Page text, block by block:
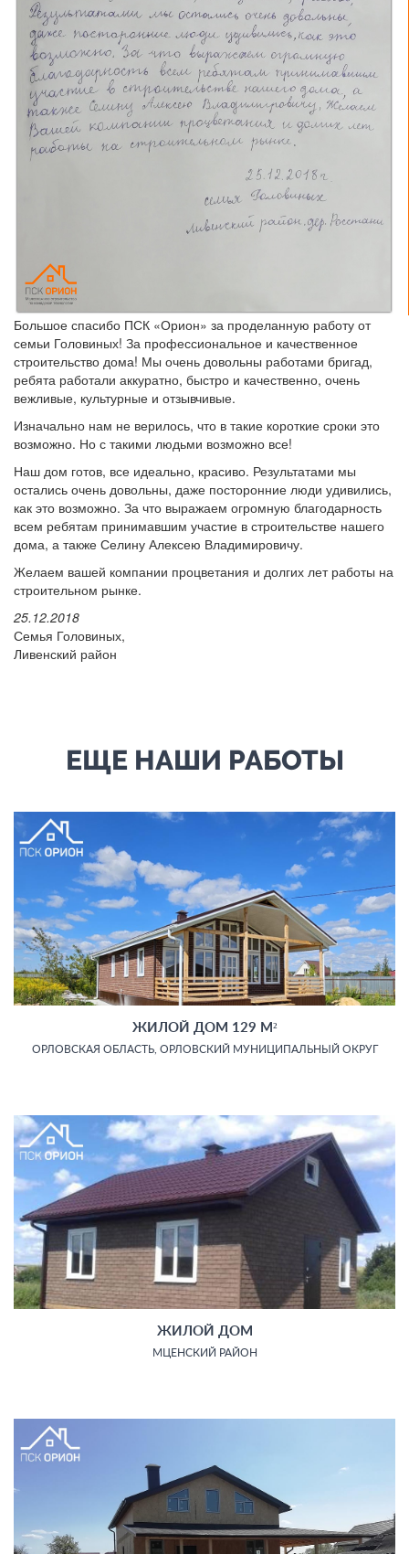
Большое спасибо ПСК «Орион» за проделанную работу от
семьи Головиных! За профессиональное и качественное
строительство дома! Мы очень довольны работами бригад,
ребята работали аккуратно, быстро и качественно, очень
вежливые, культурные и отзывчивые.
Изначально нам не верилось, что в такие короткие сроки это
возможно. Но с такими людьми возможно все!
Наш дом готов, все идеально, красиво. Результатами мы
остались очень довольны, даже посторонние люди удивились,
как это возможно. За что выражаем огромную благодарность
всем ребятам принимавшим участие в строительстве нашего
дома, а также Селину Алексею Владимировичу.
Желаем вашей компании процветания и долгих лет работы на
строительном рынке.
25.12.2018
Семья Головиных,
Ливенский район
ЕЩЕ НАШИ РАБОТЫ
ЖИЛОЙ ДОМ 129 М²
ОРЛОВСКАЯ ОБЛАСТЬ, ОРЛОВСКИЙ МУНИЦИПАЛЬНЫЙ ОКРУГ
ЖИЛОЙ ДОМ
МЦЕНСКИЙ РАЙОН